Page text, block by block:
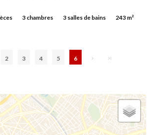
3 chambres 3 salles de bains 243 m²
2 3 4 5 6